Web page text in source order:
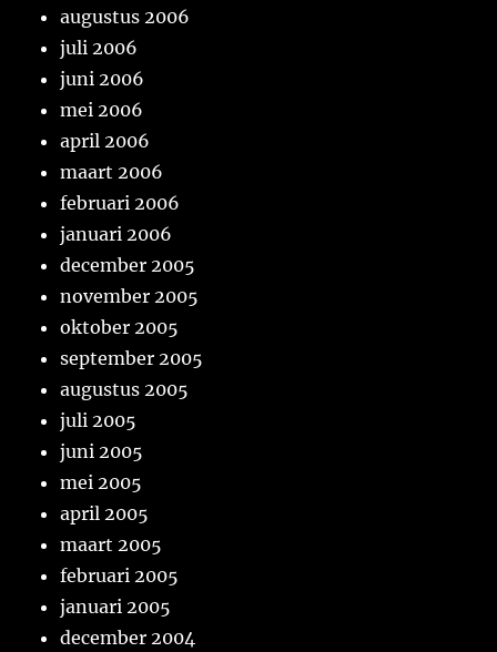
augustus 2006
juli 2006
juni 2006
mei 2006
april 2006
maart 2006
februari 2006
januari 2006
december 2005
november 2005
oktober 2005
september 2005
augustus 2005
juli 2005
juni 2005
mei 2005
april 2005
maart 2005
februari 2005
januari 2005
december 2004